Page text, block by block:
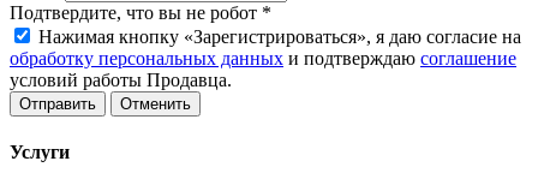
Подтвердите, что вы не робот *
Нажимая кнопку «Зарегистрироваться», я даю согласие на
обработку персональных данных и подтверждаю соглашение
условий работы Продавца.
Отменить
Услуги